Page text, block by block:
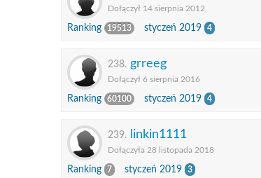
Dołączył 14 sierpnia 2012
Ranking 19513 styczeń 2019 4
238. grreeg
Dołączył 6 sierpnia 2016
Ranking 60100 styczeń 2019 4
239. linkin1111
Dołączyła 28 listopada 2018
Ranking 7 styczeń 2019 3